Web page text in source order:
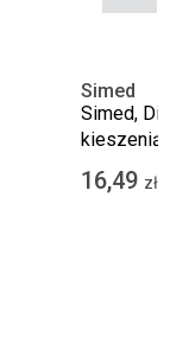
Simed
Simed,
kieszenią
16,49 zł